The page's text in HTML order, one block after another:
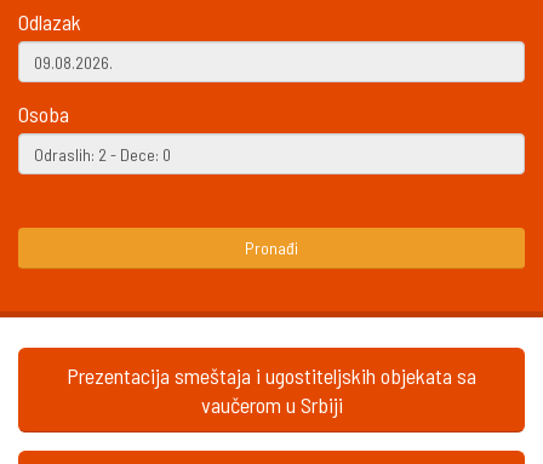
Odlazak
Osoba
Pronađi
Prezentacija smeštaja i ugostiteljskih objekata sa
vaučerom u Srbiji